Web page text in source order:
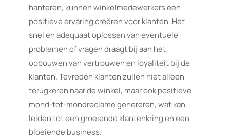
hanteren, kunnen winkelmedewerkers een
positieve ervaring creëren voor klanten. Het
snel en adequaat oplossen van eventuele
problemen of vragen draagt bij aan het
opbouwen van vertrouwen en loyaliteit bij de
klanten. Tevreden klanten zullen niet alleen
terugkeren naar de winkel, maar ook positieve
mond-tot-mondreclame genereren, wat kan
leiden tot een groeiende klantenkring en een
bloeiende business.